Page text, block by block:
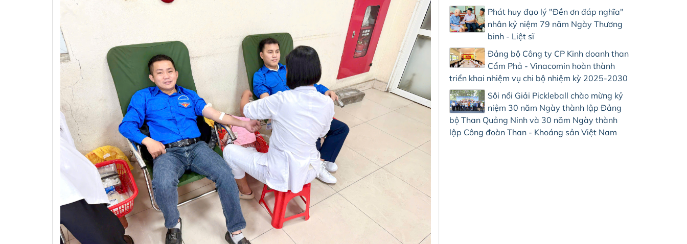
Phát huy đạo lý "Đền ơn đáp nghĩa"
nhân kỷ niệm 79 năm Ngày Thương
binh - Liệt sĩ
Đảng bộ Công ty CP Kinh doanh than
Cẩm Phả - Vinacomin hoàn thành
triển khai nhiệm vụ chi bộ nhiệm kỳ 2025-2030
Sôi nổi Giải Pickleball chào mừng kỷ
niệm 30 năm Ngày thành lập Đảng
bộ Than Quảng Ninh và 30 năm Ngày thành
lập Công đoàn Than - Khoáng sản Việt Nam